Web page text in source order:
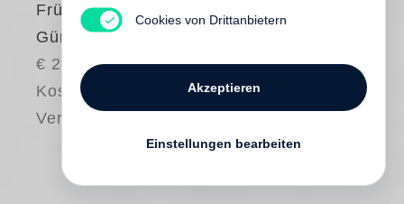
Frühe Bilder von
Günter Grass
€ 24.00
Kostenloser
Versand
Cookies von Drittanbietern
Akzeptieren
Einstellungen bearbeiten